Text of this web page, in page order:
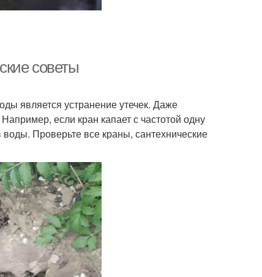
советы
является устранение утечек. Даже
если кран капает с частотой одну
воды. Проверьте все краны, сантехнические